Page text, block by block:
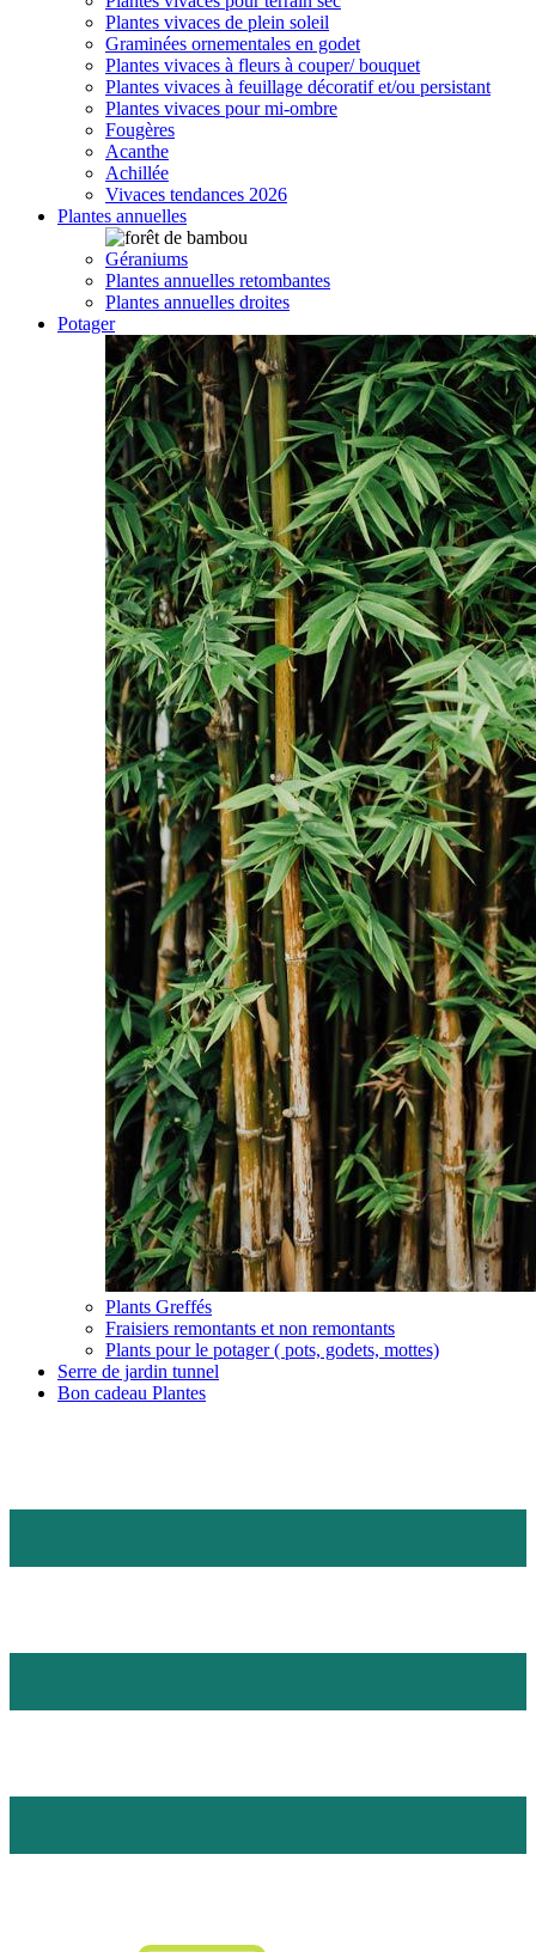
Plantes vivaces de plein soleil
Graminées ornementales en godet
Plantes vivaces à fleurs à couper/ bouquet
Plantes vivaces à feuillage décoratif et/ou persistant
Plantes vivaces pour mi-ombre
Fougères
Acanthe
Achillée
Vivaces tendances 2026
Plantes annuelles
Géraniums
Plantes annuelles retombantes
Plantes annuelles droites
Potager
Plants Greffés
Fraisiers remontants et non remontants
Plants pour le potager ( pots, godets, mottes)
Serre de jardin tunnel
Bon cadeau Plantes